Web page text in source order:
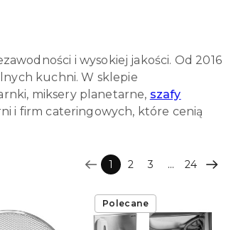
i wysokiej jakości. Od 2016
kuchni. W sklepie
miksery planetarne, szafy
i firm cateringowych, które cenią
1 2 3 ... 24
Polecane